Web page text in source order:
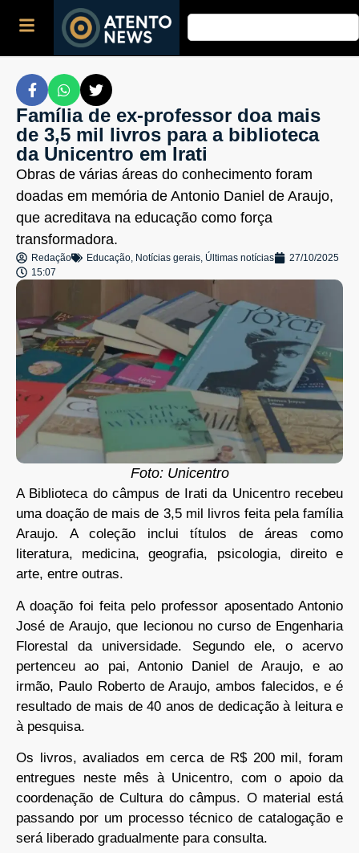
Família de ex-professor doa mais
de 3,5 mil livros para a biblioteca
da Unicentro em Irati
Obras de várias áreas do conhecimento foram
doadas em memória de Antonio Daniel de Araujo,
que acreditava na educação como força
transformadora.
Redação Educação, Notícias gerais, Últimas notícias
27/10/2025
15:07
Foto: Unicentro
A Biblioteca do câmpus de Irati da Unicentro recebeu
uma doação de mais de 3,5 mil livros feita pela família
Araujo. A coleção inclui títulos de áreas como
literatura, medicina, geografia, psicologia, direito e
arte, entre outras.
A doação foi feita pelo professor aposentado Antonio
José de Araujo, que lecionou no curso de Engenharia
Florestal da universidade. Segundo ele, o acervo
pertenceu ao pai, Antonio Daniel de Araujo, e ao
irmão, Paulo Roberto de Araujo, ambos falecidos, e é
resultado de mais de 40 anos de dedicação à leitura e
à pesquisa.
Os livros, avaliados em cerca de R$ 200 mil, foram
entregues neste mês à Unicentro, com o apoio da
coordenação de Cultura do câmpus. O material está
passando por um processo técnico de catalogação e
será liberado gradualmente para consulta.